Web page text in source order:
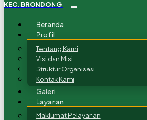
KEC. BRONDONG
Beranda
Profil
Tentang Kami
Visi dan Misi
Struktur Organisasi
Kontak Kami
Galeri
Layanan
Maklumat Pelayanan